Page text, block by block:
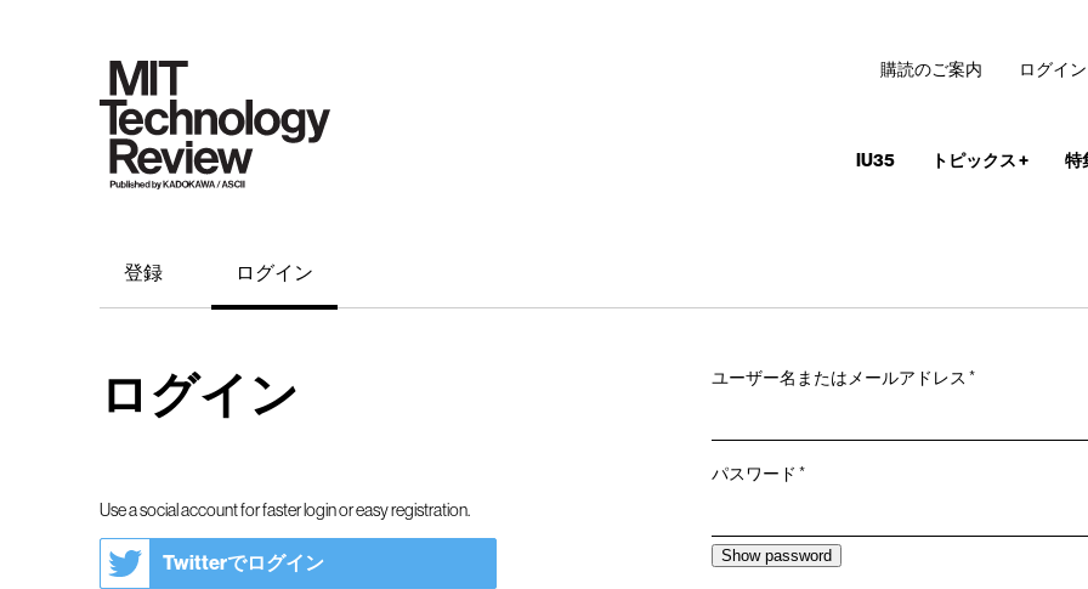
IU35 トピックス+ 特
購読のご案内 ログイン
登録 ログイン
ログイン
Use a social account for faster login or easy registration.
Twitterでログイン
ユーザー名またはメールアドレス*必
パスワード*必